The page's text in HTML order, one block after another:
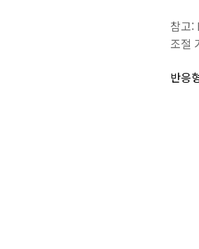
참고
조절
반응